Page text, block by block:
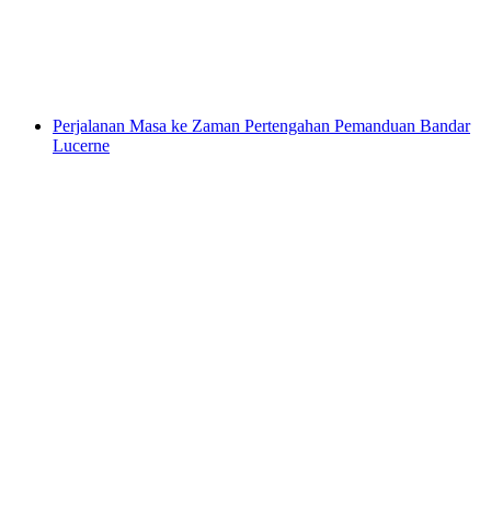
Perjalanan Masa ke Zaman Pertengahan Pemanduan Bandar
Lucerne